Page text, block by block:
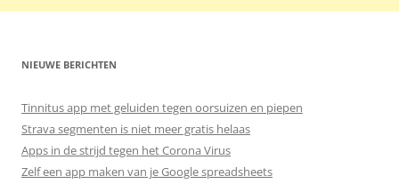
NIEUWE BERICHTEN
Tinnitus app met geluiden tegen oorsuizen en piepen
Strava segmenten is niet meer gratis helaas
Apps in de strijd tegen het Corona Virus
Zelf een app maken van je Google spreadsheets